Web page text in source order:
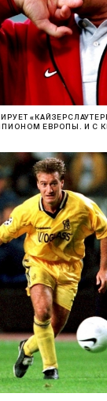
ЕВРОПЫ. И С